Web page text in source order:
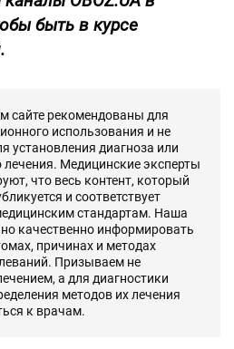
быть в курсе
сайте рекомендованы для
использования и не
установления диагноза или
лечения. Медицинские эксперты
что весь контент, который
и соответствует
стандартам. Наша
качественно информировать
причинах и методах
Призываем не
а для диагностики
методов их лечения
к врачам.